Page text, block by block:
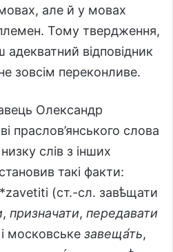
але й у мовах
Тому твердження,
адекватний відповідник
зовсім переконливе.
Олександр
праслов’янського слова
слів з інших
такі факти:
(ст.-сл. завѣщати
, призначати, передавати
і московське завеща́ть,